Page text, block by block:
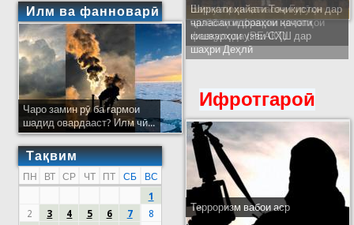
Илм ва фанноварӣ
Чаро замин рӯ ба гармои
шадид овардааст? Илм чӣ...
Тақвим
ПН ВТ СР ЧТ ПТ СБ
ВС
1
2
3 4 5 6 7
8
Ширкати ҳайати Тоҷикистон дар
ҷаласаи идораҳои наҷоти
кишварҳои узви СҲШ дар
шаҳри Деҳлӣ
Ифротгароӣ
Терроризм вабои аср